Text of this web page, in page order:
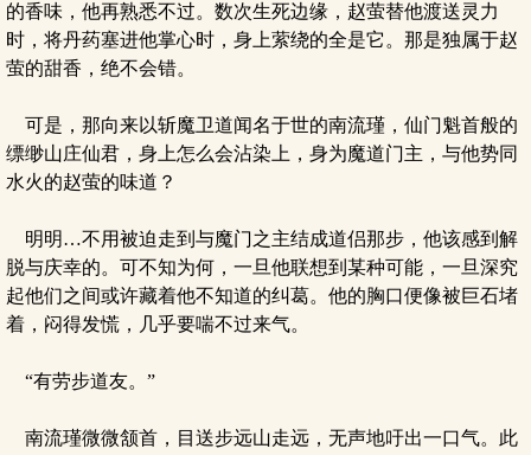
的香味，他再熟悉不过。数次生死边缘，赵萤替他渡送灵力
时，将丹药塞进他掌心时，身上萦绕的全是它。那是独属于赵
萤的甜香，绝不会错。
可是，那向来以斩魔卫道闻名于世的南流瑾，仙门魁首般的
缥缈山庄仙君，身上怎么会沾染上，身为魔道门主，与他势同
水火的赵萤的味道？
明明…不用被迫走到与魔门之主结成道侣那步，他该感到解
脱与庆幸的。可不知为何，一旦他联想到某种可能，一旦深究
起他们之间或许藏着他不知道的纠葛。他的胸口便像被巨石堵
着，闷得发慌，几乎要喘不过来气。
“有劳步道友。”
南流瑾微微颔首，目送步远山走远，无声地吁出一口气。此